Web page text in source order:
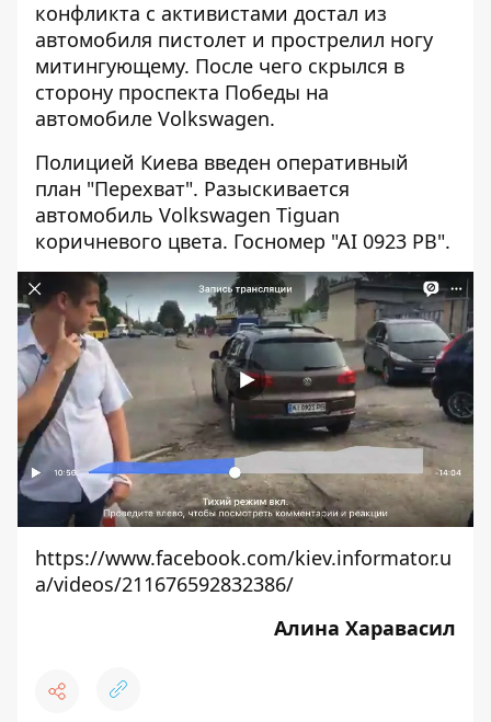
конфликта с активистами достал из
автомобиля пистолет и прострелил ногу
митингующему. После чего скрылся в
сторону проспекта Победы на
автомобиле Volkswagen.
Полицией Киева введен оперативный
план "Перехват". Разыскивается
автомобиль Volkswagen Tiguan
коричневого цвета. Госномер "АI 0923 РВ".
https://www.facebook.com/kiev.informator.u
a/videos/211676592832386/
Алина Харавасил